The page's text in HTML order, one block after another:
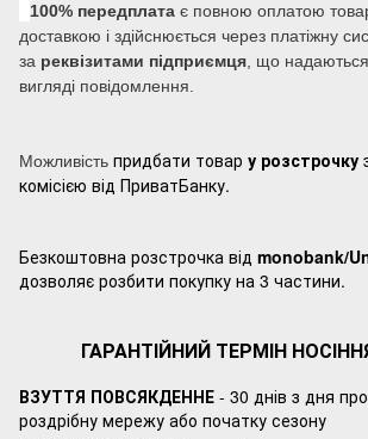
100% передплата є повною оплатою
доставкою і здійснюється через платіжну
за реквізитами підприємця , що
вигляді повідомлення.
Можливість придбати товар у розстрочку
комісією від ПриватБанку.
Безкоштовна розстрочка від monobank/
дозволяє розбити покупку на 3 частини.
ГАРАНТІЙНИЙ ТЕРМІН
ВЗУТТЯ ПОВСЯКДЕННЕ - 30 днів з дня
роздрібну мережу або початку сезону